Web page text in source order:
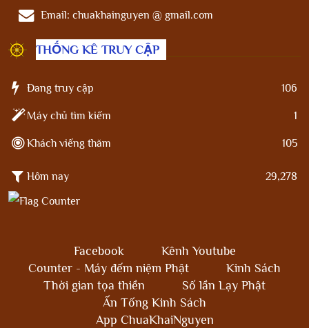
Email: chuakhainguyen @ gmail.com
THỐNG KÊ TRUY CẬP
Đang truy cập 106
Máy chủ tìm kiếm 1
Khách viếng thăm 105
Hôm nay 29,278
Facebook
Kênh Youtube
Counter - Máy đếm niệm Phật
Kinh Sách
Thời gian tọa thiền
Số lần Lạy Phật
Ấn Tống Kinh Sách
App ChuaKhaiNguyen